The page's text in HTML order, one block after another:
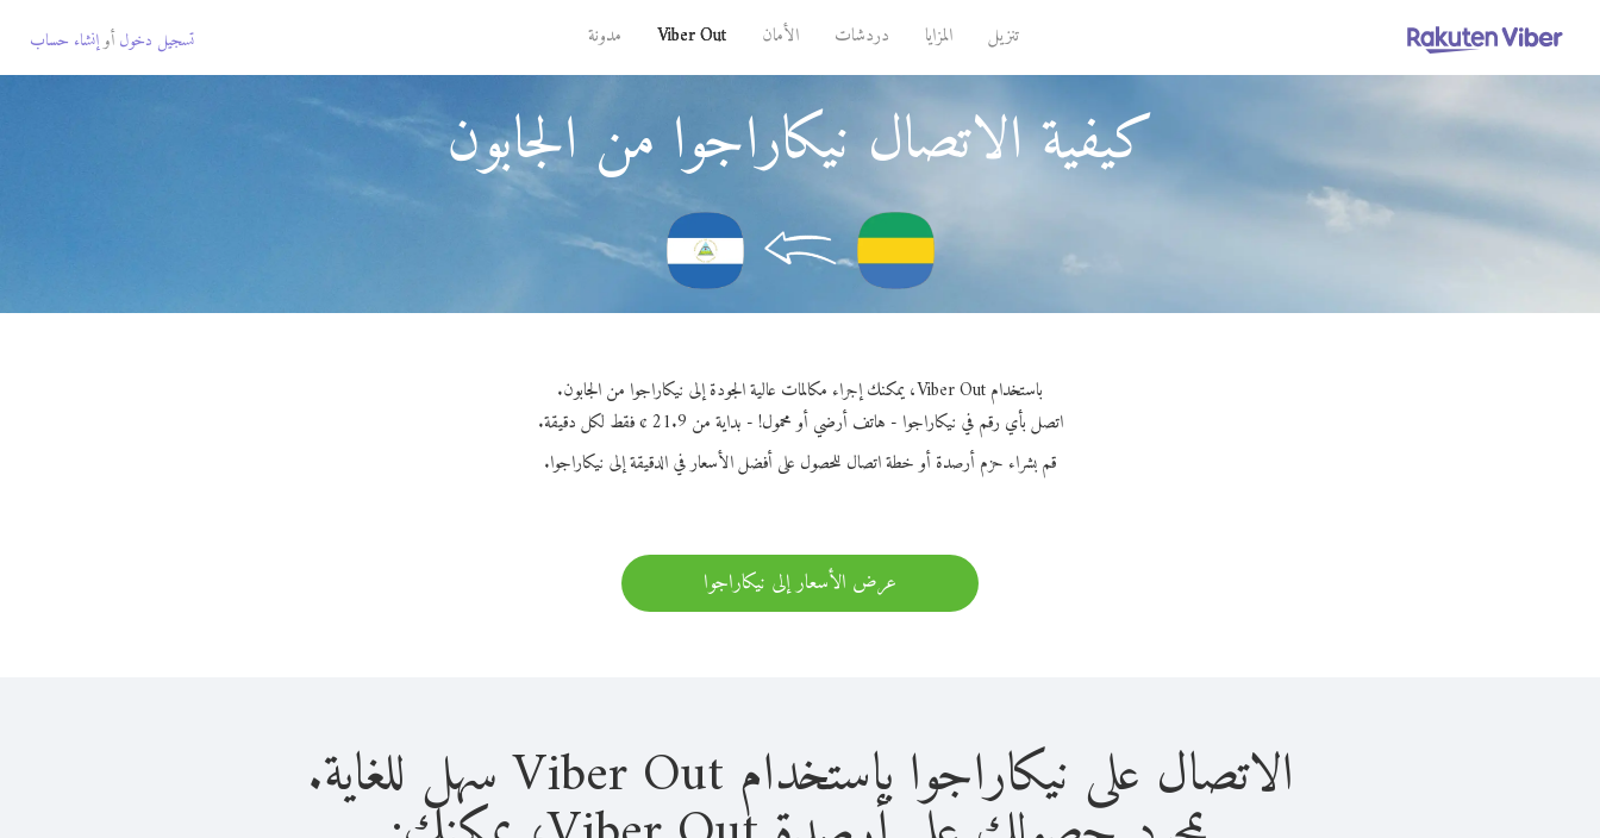
تنزيل المزايا دردشات الأمان Viber Out مدونة تسجيل دخول أوإنشاء حساب
كيفية الاتصال نيكاراجوا من الجابون
باستخدام Viber Out، يمكنك إجراء مكالمات عالية الجودة إلى نيكاراجوا من الجابون.
اتصل بأي رقم في نيكاراجوا - هاتف أرضي أو محمول! - بداية من 21.9 ¢ فقط لكل دقيقة.
قم بشراء حزم أرصدة أو خطة اتصال للحصول على أفضل الأسعار في الدقيقة إلى نيكاراجوا.
عرض الأسعار إلى نيكاراجوا
الاتصال على نيكاراجوا باستخدام Viber Out سهل للغاية.